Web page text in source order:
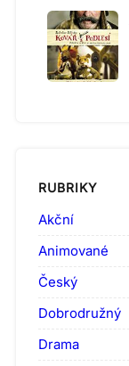
RUBRIKY
Akční
Animované
Český
Dobrodružný
Drama